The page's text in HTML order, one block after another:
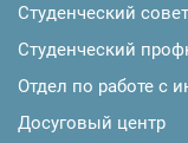
Студенческий совет
Студенческий
Отдел по работе с
Досуговый центр